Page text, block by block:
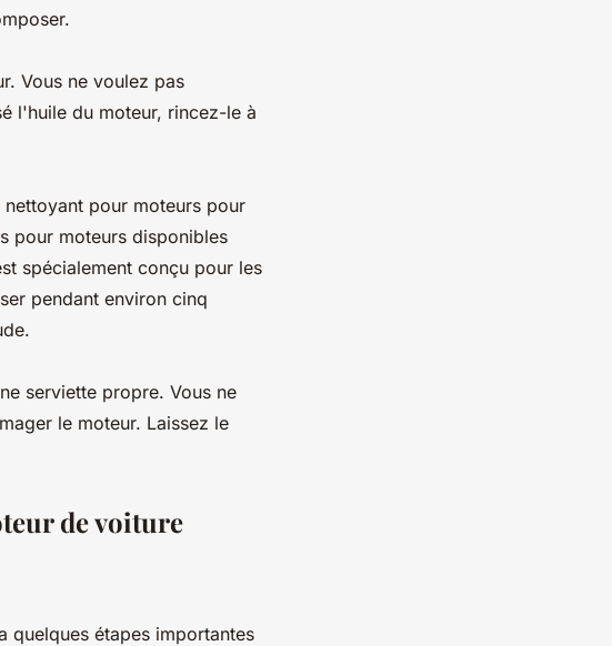
Vous ne voulez pas
l'huile du moteur, rincez-le à
pour moteurs pour
pour moteurs disponibles
spécialement conçu pour les
pendant environ cinq
serviette propre. Vous ne
le moteur. Laissez le
de voiture
quelques étapes importantes